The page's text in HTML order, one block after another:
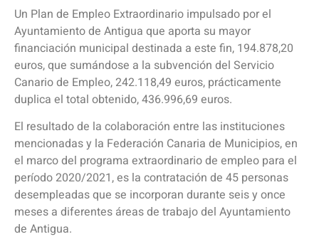
Un Plan de Empleo Extraordinario impulsado por el
Ayuntamiento de Antigua que aporta su mayor
financiación municipal destinada a este fin, 194.878,20
euros, que sumándose a la subvención del Servicio
Canario de Empleo, 242.118,49 euros, prácticamente
duplica el total obtenido, 436.996,69 euros.
El resultado de la colaboración entre las instituciones
mencionadas y la Federación Canaria de Municipios, en
el marco del programa extraordinario de empleo para el
período 2020/2021, es la contratación de 45 personas
desempleadas que se incorporan durante seis y once
meses a diferentes áreas de trabajo del Ayuntamiento
de Antigua.